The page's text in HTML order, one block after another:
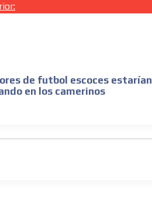
de futbol escoces estarían
en los camerinos